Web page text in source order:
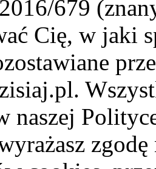
679
Cię, w jaki
naszej